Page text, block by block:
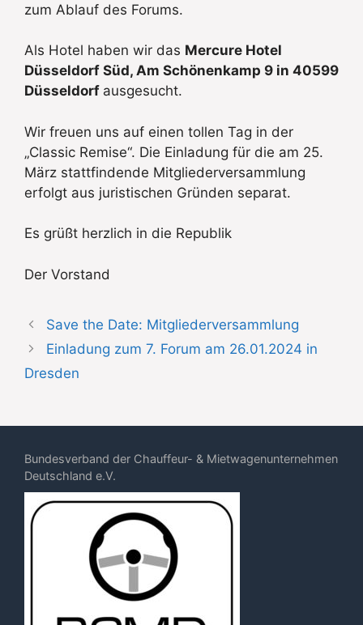
zum Ablauf des Forums.
Als Hotel haben wir das Mercure Hotel
Düsseldorf Süd, Am Schönenkamp 9 in 40599
Düsseldorf ausgesucht.
Wir freuen uns auf einen tollen Tag in der
„Classic Remise“. Die Einladung für die am 25.
März stattfindende Mitgliederversammlung
erfolgt aus juristischen Gründen separat.
Es grüßt herzlich in die Republik
Der Vorstand
Save the Date: Mitgliederversammlung
Einladung zum 7. Forum am 26.01.2024 in
Dresden
Bundesverband der Chauffeur- & Mietwagenunternehmen
Deutschland e.V.